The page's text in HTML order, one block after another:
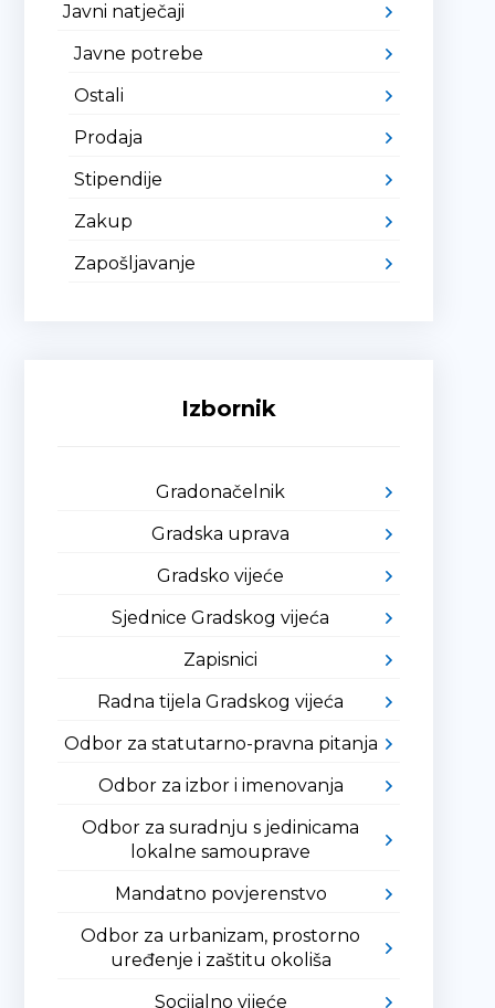
Javni natječaji
Javne potrebe
Ostali
Prodaja
Stipendije
Zakup
Zapošljavanje
Izbornik
Gradonačelnik
Gradska uprava
Gradsko vijeće
Sjednice Gradskog vijeća
Zapisnici
Radna tijela Gradskog vijeća
Odbor za statutarno-pravna pitanja
Odbor za izbor i imenovanja
Odbor za suradnju s jedinicama
lokalne samouprave
Mandatno povjerenstvo
Odbor za urbanizam, prostorno
uređenje i zaštitu okoliša
Socijalno vijeće